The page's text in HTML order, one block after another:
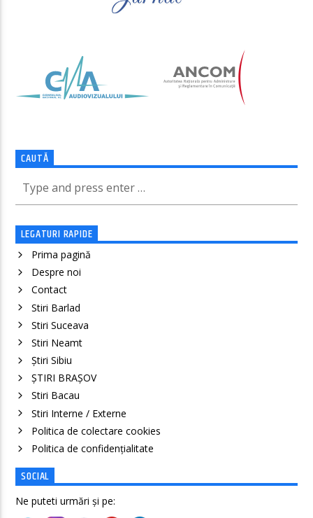
CAUTĂ
LEGATURI RAPIDE
Prima pagină
Despre noi
Contact
Stiri Barlad
Stiri Suceava
Stiri Neamt
Știri Sibiu
ȘTIRI BRAȘOV
Stiri Bacau
Stiri Interne / Externe
Politica de colectare cookies
Politica de confidenţialitate
SOCIAL
Ne puteti urmări și pe: